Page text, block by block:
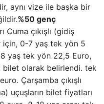
aynı vize ile başka bir
%50 genç
Cuma çıkışlı (gidiş
için, 0-7 yaş tek yön 5
yaş tek yön 22,5 Euro,
olarak belirlendi. tek
Çarşamba çıkışlı
uçuşların bilet fiyatları